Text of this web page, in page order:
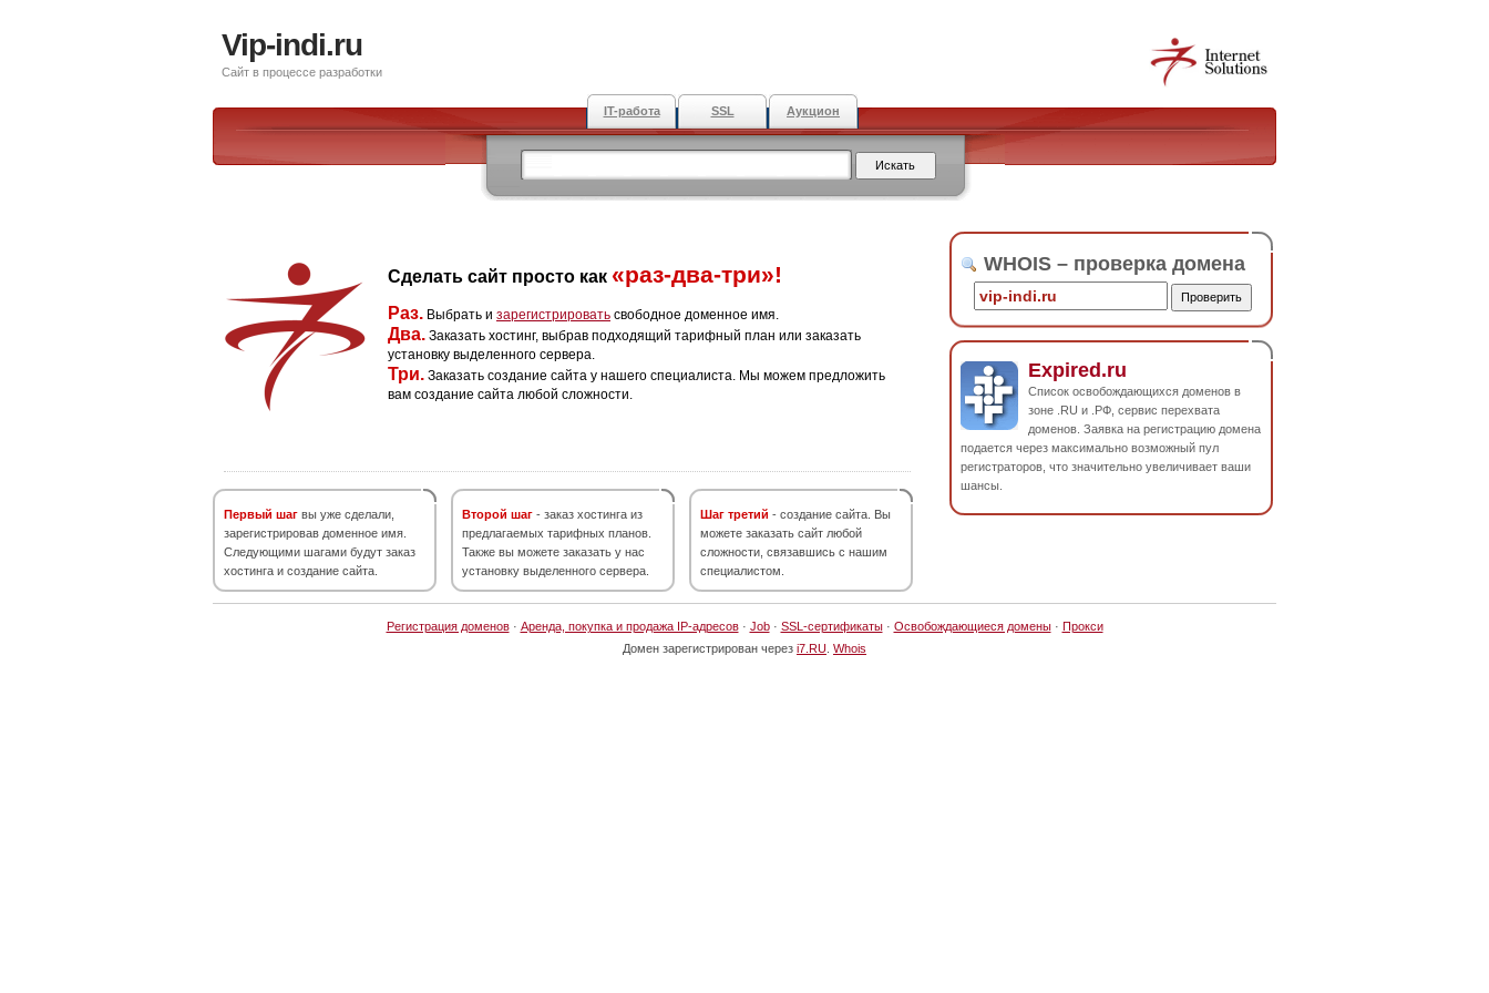
Vip-indi.ru
Сайт в процессе разработки
IT-работа SSL Аукцион
Сделать сайт просто как «раз-два-три»!
Раз. Выбрать и зарегистрировать свободное доменное имя.
Два. Заказать хостинг, выбрав подходящий тарифный план или заказать
установку выделенного сервера.
Три. Заказать создание сайта у нашего специалиста. Мы можем предложить
вам создание сайта любой сложности.
Первый шаг вы уже сделали,
зарегистрировав доменное имя.
Следующими шагами будут заказ
хостинга и создание сайта.
Второй шаг - заказ хостинга из
предлагаемых тарифных планов.
Также вы можете заказать у нас
установку выделенного сервера.
Шаг третий - создание сайта. Вы
можете заказать сайт любой
сложности, связавшись с нашим
специалистом.
WHOIS – проверка домена
Expired.ru
Список освобождающихся доменов в
зоне .RU и .РФ, сервис перехвата
доменов. Заявка на регистрацию домена
подается через максимально возможный пул
регистраторов, что значительно увеличивает ваши
шансы.
Регистрация доменов· Аренда, покупка и продажа IP-адресов· Job· SSL-сертификаты· Освобождающиеся домены· Прокси
Домен зарегистрирован через i7.RU Whois